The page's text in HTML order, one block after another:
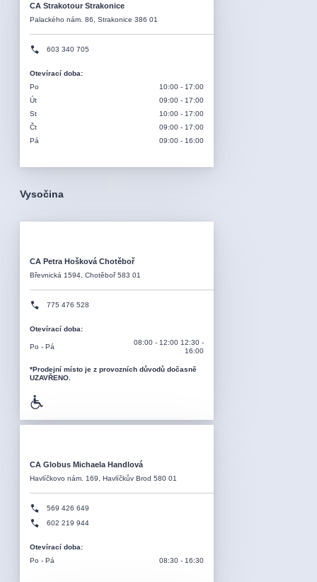
CA Strakotour Strakonice
Palackého nám. 86, Strakonice 386 01
603 340 705
Otevírací doba:
Po
10:00 - 17:00
Út
09:00 - 17:00
St
10:00 - 17:00
Čt
09:00 - 17:00
Pá
09:00 - 16:00
Vysočina
CA Petra Hošková Chotěboř
Břevnická 1594, Chotěboř 583 01
775 476 528
Otevírací doba:
Po - Pá
08:00 - 12:00 12:30 -
16:00
*Prodejní místo je z provozních důvodů dočasně
UZAVŘENO.
CA Globus Michaela Handlová
Havlíčkovo nám. 169, Havlíčkův Brod 580 01
569 426 649
602 219 944
Otevírací doba:
Po - Pá
08:30 - 16:30